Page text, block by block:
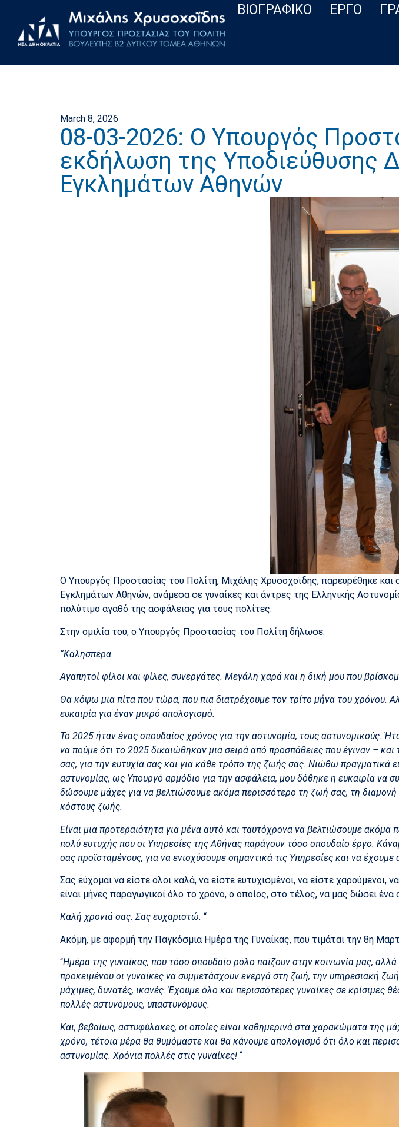
ΒΙΟΓΡΑΦΙΚΟ ΕΡΓΟ
March 8, 2026
08-03-2026: Ο Υπουργός
εκδήλωση της Υποδιεύθυσης
Εγκλημάτων Αθηνών
Ο Υπουργός Προστασίας του Πολίτη, Μιχάλης Χρυσοχοϊδης, παρευρέθηκε και
Εγκλημάτων Αθηνών, ανάμεσα σε γυναίκες και άντρες της Ελληνικής
πολύτιμο αγαθό της ασφάλειας για τους πολίτες.
Στην ομιλία του, ο Υπουργός Προστασίας του Πολίτη δήλωσε:
“Καλησπέρα.
Αγαπητοί φίλοι και φίλες, συνεργάτες. Μεγάλη χαρά και η δική μου που
Θα κόψω μια πίτα που τώρα, που πια διατρέχουμε τον τρίτο μήνα του χρόνου.
ευκαιρία για έναν μικρό απολογισμό.
Το 2025 ήταν ένας σπουδαίος χρόνος για την αστυνομία, τους
να πούμε ότι το 2025 δικαιώθηκαν μια σειρά από προσπάθειες που έγιναν –
σας, για την ευτυχία σας και για κάθε τρόπο της ζωής σας. Νιώθω πραγματικά
αστυνομίας, ως Υπουργό αρμόδιο για την ασφάλεια, μου δόθηκε η ευκαιρία να
δώσουμε μάχες για να βελτιώσουμε ακόμα περισσότερο τη ζωή σας, τη
κόστους ζωής.
Είναι μια προτεραιότητα για μένα αυτό και ταυτόχρονα να βελτιώσουμε
πολύ ευτυχής που οι Υπηρεσίες της Αθήνας παράγουν τόσο σπουδαίο έργο.
σας προϊσταμένους, για να ενισχύσουμε σημαντικά τις Υπηρεσίες και να έχουμε
Σας εύχομαι να είστε όλοι καλά, να είστε ευτυχισμένοι, να είστε χαρούμενοι,
είναι μήνες παραγωγικοί όλο το χρόνο, ο οποίος, στο τέλος, να μας δώσει
Καλή χρονιά σας. Σας ευχαριστώ. “
Ακόμη, με αφορμή την Παγκόσμια Ημέρα της Γυναίκας, που τιμάται την 8η
“Ημέρα της γυναίκας, που τόσο σπουδαίο ρόλο παίζουν στην κοινωνία μας,
προκειμένου οι γυναίκες να συμμετάσχουν ενεργά στη ζωή, την υπηρεσιακή
μάχιμες, δυνατές, ικανές. Έχουμε όλο και περισσότερες γυναίκες σε κρίσιμες
πολλές αστυνόμους, υπαστυνόμους.
Και, βεβαίως, αστυφύλακες, οι οποίες είναι καθημερινά στα χαρακώματα της
χρόνο, τέτοια μέρα θα θυμόμαστε και θα κάνουμε απολογισμό ότι όλο και
αστυνομίας. Χρόνια πολλές στις γυναίκες! “